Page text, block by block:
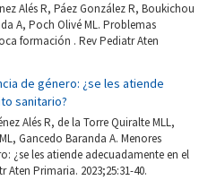
Alés R, Páez González R, Boukichou
A, Poch Olivé ML. Problemas
formación . Rev Pediatr Aten
de género: ¿se les atiende
sanitario?
Alés R, de la Torre Quiralte MLL,
Gancedo Baranda A. Menores
¿se les atiende adecuadamente en el
Primaria. 2023;25:31-40.